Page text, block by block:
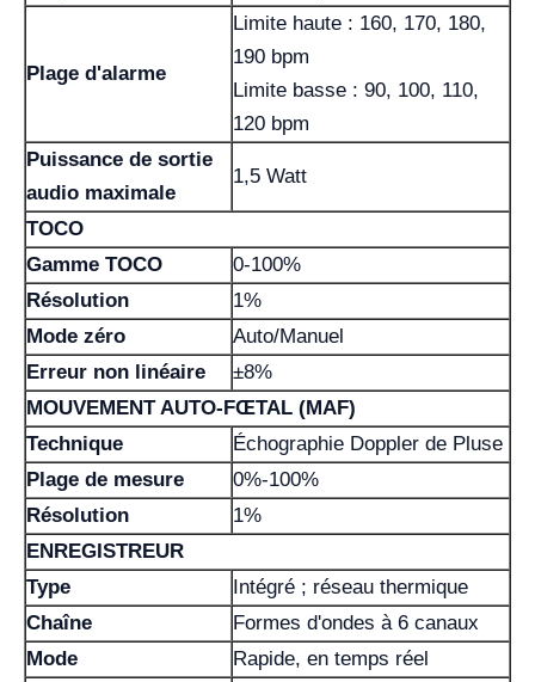
Plage d'alarme
Limite haute : 160, 170, 180,
190 bpm
Limite basse : 90, 100, 110,
120 bpm
Puissance de sortie
audio maximale
1,5 Watt
TOCO
Gamme TOCO
0-100%
Résolution
1%
Mode zéro
Auto/Manuel
Erreur non linéaire
±8%
MOUVEMENT AUTO-FŒTAL (MAF)
Technique
Échographie Doppler de Pluse
Plage de mesure
0%-100%
Résolution
1%
ENREGISTREUR
Type
Intégré ; réseau thermique
Chaîne
Formes d'ondes à 6 canaux
Mode
Rapide, en temps réel